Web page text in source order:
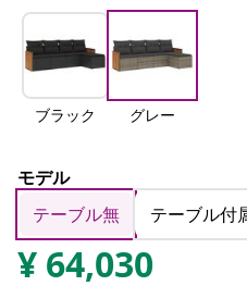
ブラック グレー
モデル
テーブル無
テーブル付
¥ 64,030